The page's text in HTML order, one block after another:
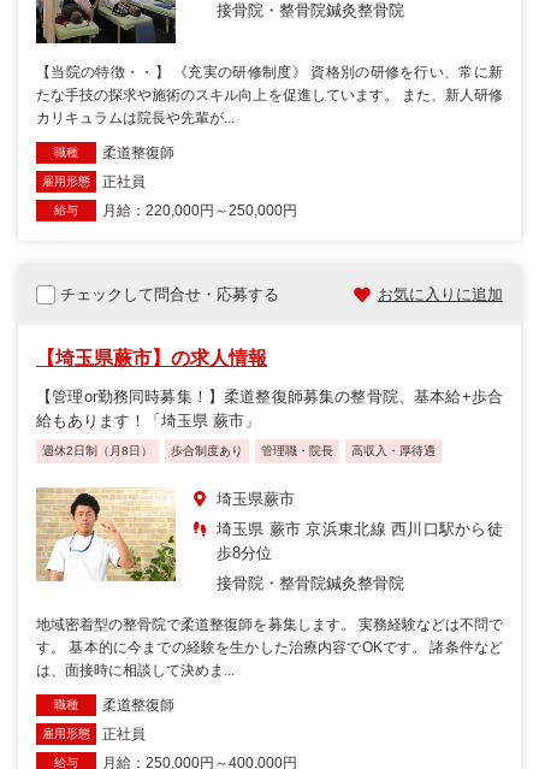
接骨院・整骨院鍼灸整骨院
【当院の特徴・・】 《充実の研修制度》 資格別の研修を行い、常に新
たな手技の探求や施術のスキル向上を促進しています。 また、新人研修
カリキュラムは院長や先輩が...
職種 柔道整復師
雇用形態 正社員
給与 月給：220,000円～250,000円
チェックして問合せ・応募する お気に入りに追加
【埼玉県蕨市】の求人情報
【管理or勤務同時募集！】柔道整復師募集の整骨院、基本給+歩合
給もあります！「埼玉県 蕨市」
週休2日制（月8日） 歩合制度あり 管理職・院長 高収入・厚待遇
埼玉県蕨市
埼玉県 蕨市 京浜東北線 西川口駅から徒
歩8分位
接骨院・整骨院鍼灸整骨院
地域密着型の整骨院で柔道整復師を募集します。 実務経験などは不問で
す。 基本的に今までの経験を生かした治療内容でOKです。 諸条件など
は、面接時に相談して決めま...
職種 柔道整復師
雇用形態 正社員
給与 月給：250,000円～400,000円